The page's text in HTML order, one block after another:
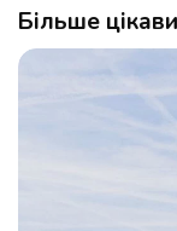
Більше